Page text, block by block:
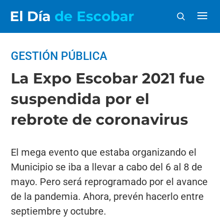
El Día de Escobar
GESTIÓN PÚBLICA
La Expo Escobar 2021 fue
suspendida por el
rebrote de coronavirus
El mega evento que estaba organizando el
Municipio se iba a llevar a cabo del 6 al 8 de
mayo. Pero será reprogramado por el avance
de la pandemia. Ahora, prevén hacerlo entre
septiembre y octubre.